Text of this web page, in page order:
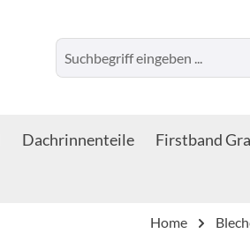
Dachrinnenteile Firstband
Home